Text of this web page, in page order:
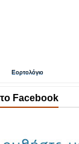
Εορτολόγιο
Facebook